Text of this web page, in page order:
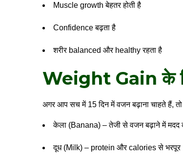
Muscle growth बेहतर होती है
Confidence बढ़ता है
शरीर balanced और healthy रहता है
Weight Gain के
अगर आप सच में 15 दिन में वजन बढ़ाना चाहते हैं,
केला (Banana) – तेजी से वजन बढ़ाने में मदद
दूध (Milk) – protein और calories से भरपूर